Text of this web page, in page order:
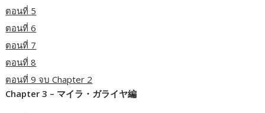
ตอนที่ 5
ตอนที่ 6
ตอนที่ 7
ตอนที่ 8
ตอนที่ 9 จบ Chapter 2
Chapter 3 – マイラ・ガライヤ編